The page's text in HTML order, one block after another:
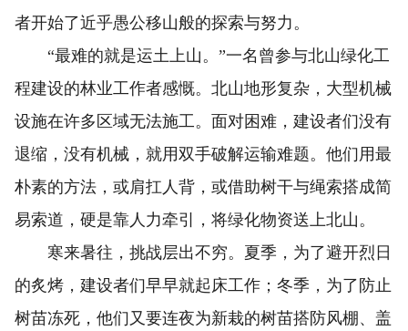
者开始了近乎愚公移山般的探索与努力。
“最难的就是运土上山。”一名曾参与北山绿化工
程建设的林业工作者感慨。北山地形复杂，大型机械
设施在许多区域无法施工。面对困难，建设者们没有
退缩，没有机械，就用双手破解运输难题。他们用最
朴素的方法，或肩扛人背，或借助树干与绳索搭成简
易索道，硬是靠人力牵引，将绿化物资送上北山。
寒来暑往，挑战层出不穷。夏季，为了避开烈日
的炙烤，建设者们早早就起床工作；冬季，为了防止
树苗冻死，他们又要连夜为新栽的树苗搭防风棚、盖